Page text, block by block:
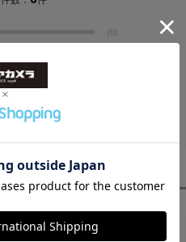
ラが本来持っている
載
(0)
スタッフレビュー